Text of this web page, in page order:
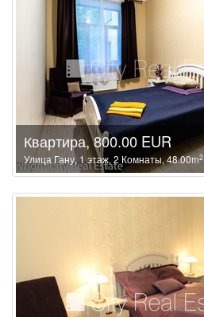
Квартира, 800.00 EUR
Улица Гану, 1 этаж, 2 Комнаты, 48.00m2